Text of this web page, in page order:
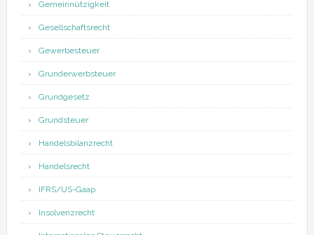
Gemeinnützigkeit
Gesellschaftsrecht
Gewerbesteuer
Grunderwerbsteuer
Grundgesetz
Grundsteuer
Handelsbilanzrecht
Handelsrecht
IFRS/US-Gaap
Insolvenzrecht